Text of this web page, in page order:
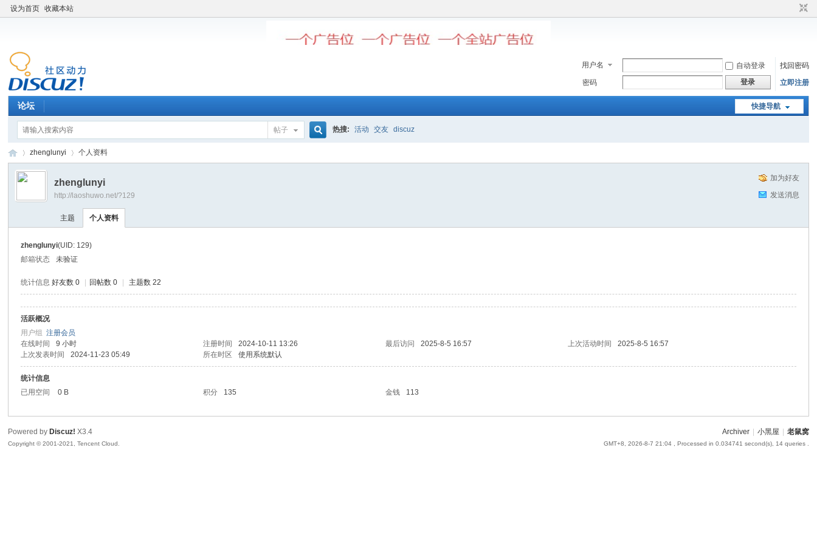
设为首页 收藏本站
用户名 自动登录
找回密码
密码
登录 立即注册
快捷导航
论坛
帖子 热搜: 活动 交友 discuz
窝
›
zhenglunyi 个人资料
加为好友
发送消息
zhenglunyi
http://laoshuwo.net/?129
主题 个人资料
zhenglunyi(UID: 129)
邮箱状态
未验证
统计信息 好友数 0 回帖数 0 主题数 22
活跃概况
用户组注册会员
在线时间
9 小时 注册时间 2024-10-11 13:26 最后访问 2025-8-5 16:57 上次活动时间
2025-8-5 16:57
上次发表时间
2024-11-23 05:49 所在时区 使用系统默认
统计信息
已用空间
0 B 积分 135 金钱 113
Archiver 小黑屋 老鼠窝
GMT+8, 2026-8-7 21:04, Processed in 0.034741 second(s), 14 queries .
Powered by Discuz! X3.4
Copyright © 2001-2021, Tencent Cloud.